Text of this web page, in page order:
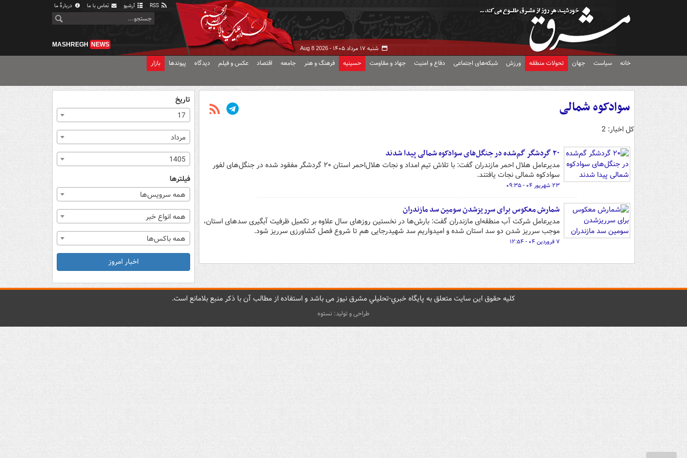
آرشیو تماس با ما دربارهٔ ما
شنبه ۱۷ مرداد ۱۴۰۵ - Aug 8 2026
MASHREGH NEWS
خانه سیاست جهان تحولات منطقه ورزش شبکه‌های اجتماعی دفاع و امنیت جهاد و مقاومت حسینیه فرهنگ و هنر جامعه اقتصاد عکس و فیلم دیدگاه پیوندها بازار
سوادکوه شمالی
کل اخبار: 2
۲۰ گردشگر گم‌شده در جنگل‌های سوادکوه شمالی پیدا شدند
مدیرعامل هلال احمر مازندران گفت: با تلاش تیم امداد و نجات هلال‌احمر استان ۲۰ گردشگر مفقود شده در جنگل‌های لفور
سوادکوه شمالی نجات یافتند.
۲۳ شهریور ۰۴ - ۰۹:۳۵
شمارش معکوس برای سرریزشدن سومین سد مازندران
مدیرعامل شرکت آب منطقه‌ای مازندران گفت: بارش‌ها در نخستین روزهای سال علاوه بر تکمیل ظرفیت آبگیری سدهای استان،
موجب سرریز شدن دو سد استان شده و امیدواریم سد شهیدرجایی هم تا شروع فصل کشاورزی سرریز شود.
۷ فروردین ۰۴ - ۱۲:۵۴
تاریخ
17
مرداد
1405
فیلترها
همه سرویس‌ها
همه انواع خبر
همه باکس‌ها
اخبار امروز
کليه حقوق اين سايت متعلق به پایگاه خبري-تحليلي مشرق نيوز می باشد و استفاده از مطالب آن با ذکر منبع بلامانع است.
طراحی و تولید: نستوه